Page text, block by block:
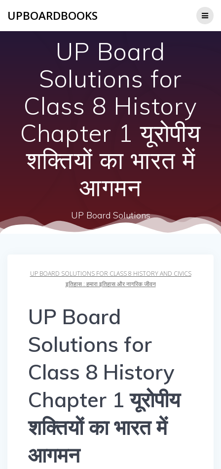
UPBOARDBOOKS
UP Board
Solutions for
Class 8 History
Chapter 1 यूरोपीय
शक्तियों का भारत में
आगमन
UP Board Solutions
UP BOARD SOLUTIONS FOR CLASS 8 HISTORY AND CIVICS
इतिहास : हमारा इतिहास और नागरिक जीवन
UP Board
Solutions for
Class 8 History
Chapter 1 यूरोपीय
शक्तियों का भारत में
आगमन